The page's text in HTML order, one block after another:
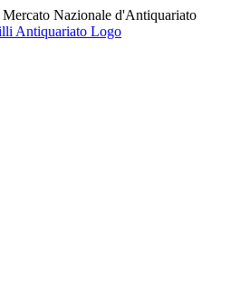
Nazionale d'Antiquariato